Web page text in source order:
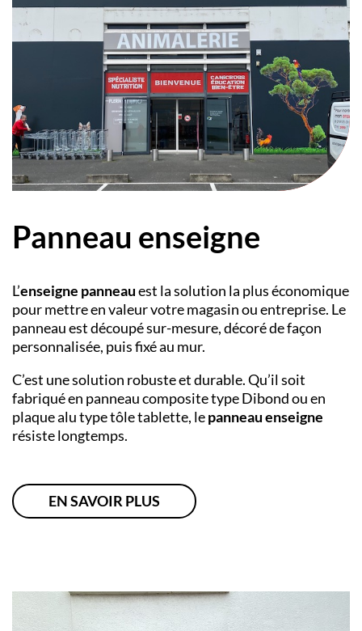
Panneau enseigne
L’enseigne panneauest la solution la plus économique
pour mettre en valeur votre magasin ou entreprise. Le
panneau est découpé sur-mesure, décoré de façon
personnalisée, puis fixé au mur.
C’est une solution robuste et durable. Qu’il soit
fabriqué en panneau composite type Dibond ou en
plaque alu type tôle tablette, lepanneau enseigne
résiste longtemps.
EN SAVOIR PLUS